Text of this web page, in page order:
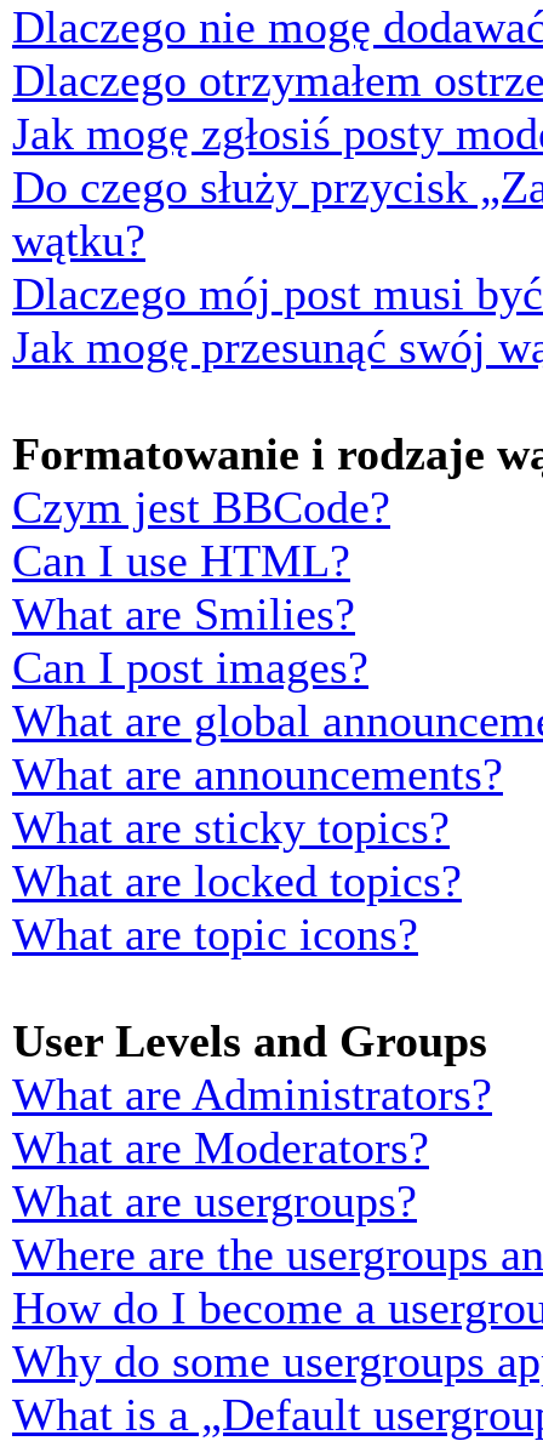
Dlaczego nie mogę
Dlaczego otrzymałem
Jak mogę zgłosiś posty
Do czego służy przycisk
wątku?
Dlaczego mój post musi
Jak mogę przesunąć swój
Formatowanie i rodzaje
Czym jest BBCode?
Can I use HTML?
What are Smilies?
Can I post images?
What are global
What are announcements?
What are sticky topics?
What are locked topics?
What are topic icons?
User Levels and Groups
What are Administrators?
What are Moderators?
What are usergroups?
Where are the usergroups
How do I become a
Why do some usergroups
What is a „Default